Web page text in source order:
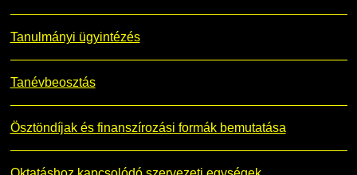
Tanulmányi ügyintézés
Tanévbeosztás
Ösztöndíjak és finanszírozási formák bemutatása